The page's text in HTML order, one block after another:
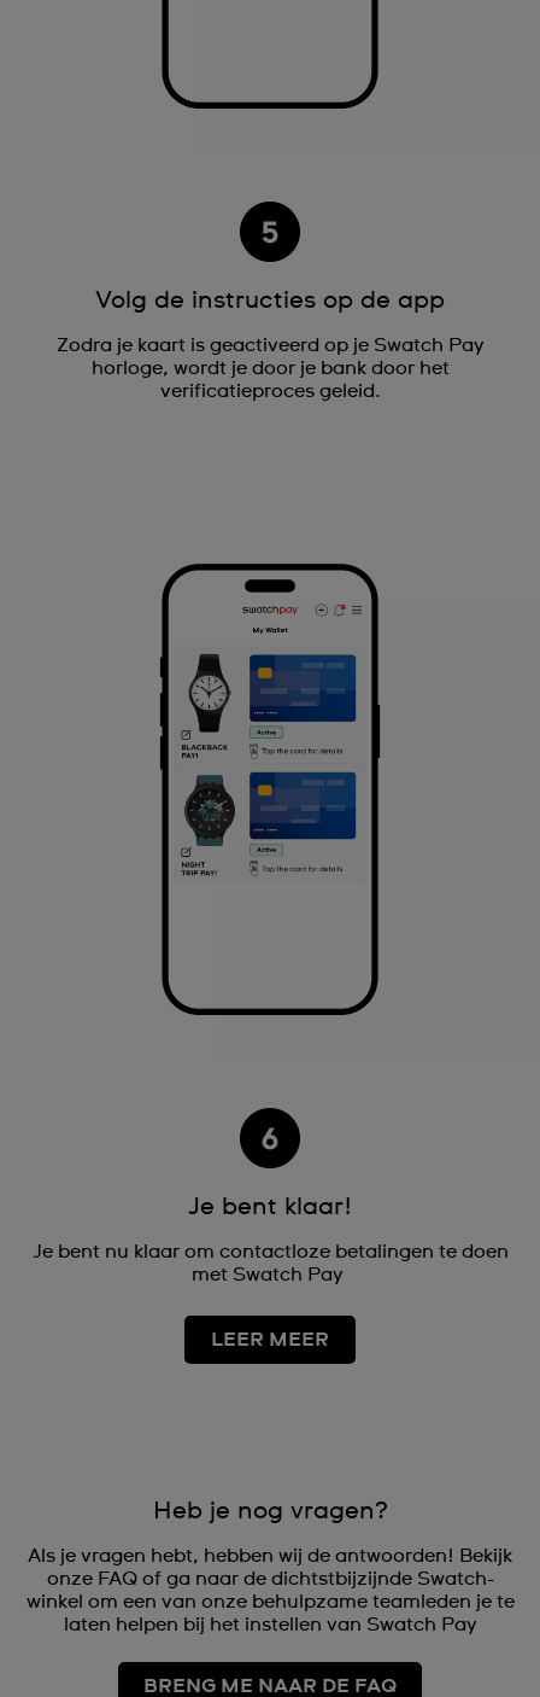
Volg de instructies op de app
Zodra je kaart is geactiveerd op je Swatch Pay
horloge, wordt je door je bank door het
verificatieproces geleid.
Je bent klaar!
Je bent nu klaar om contactloze betalingen te doen
met Swatch Pay
LEER MEER
Heb je nog vragen?
Als je vragen hebt, hebben wij de antwoorden! Bekijk
onze FAQ of ga naar de dichtstbijzijnde Swatch-
winkel om een van onze behulpzame teamleden je te
laten helpen bij het instellen van Swatch Pay
BRENG ME NAAR DE FAQ